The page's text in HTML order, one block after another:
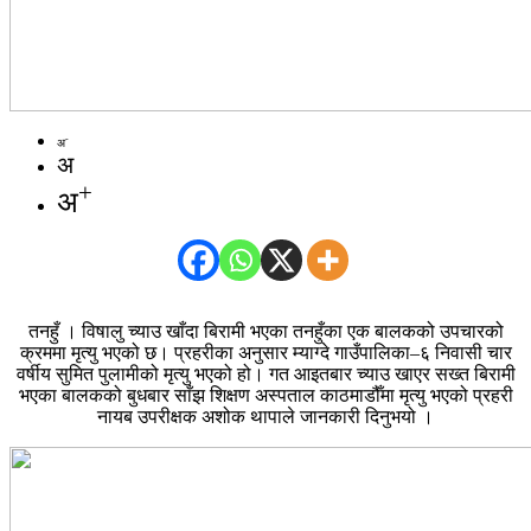
अ-
अ
अ+
तनहुँ । विषालु च्याउ खाँदा बिरामी भएका तनहुँका एक बालकको उपचारको
क्रममा मृत्यु भएको छ। प्रहरीका अनुसार म्याग्दे गाउँपालिका–६ निवासी चार
वर्षीय सुमित पुलामीको मृत्यु भएको हो। गत आइतबार च्याउ खाएर सख्त बिरामी
भएका बालकको बुधबार साँझ शिक्षण अस्पताल काठमाडौँमा मृत्यु भएको प्रहरी
नायब उपरीक्षक अशोक थापाले जानकारी दिनुभयो ।